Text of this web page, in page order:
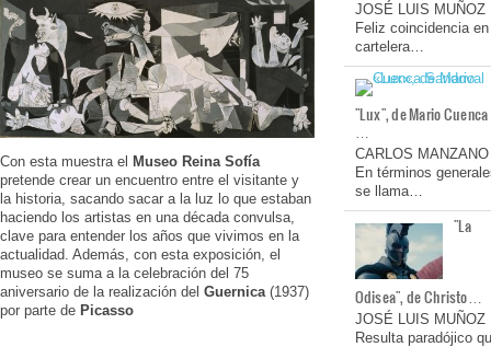
Con esta muestra el Museo Reina Sofía
pretende crear un encuentro entre el visitante y
la historia, sacando sacar a la luz lo que estaban
haciendo los artistas en una década convulsa,
clave para entender los años que vivimos en la
actualidad. Además, con esta exposición, el
museo se suma a la celebración del 75
aniversario de la realización del Guernica(1937)
por parte de Picasso
JOSÉ LUIS MUÑOZ
Feliz coincidencia en
cartelera…
"Lux", de Mario Cuenca
…
CARLOS MANZANO
En términos
se llama…
"La
Odisea", de Christo…
JOSÉ LUIS MUÑOZ
Resulta paradójico